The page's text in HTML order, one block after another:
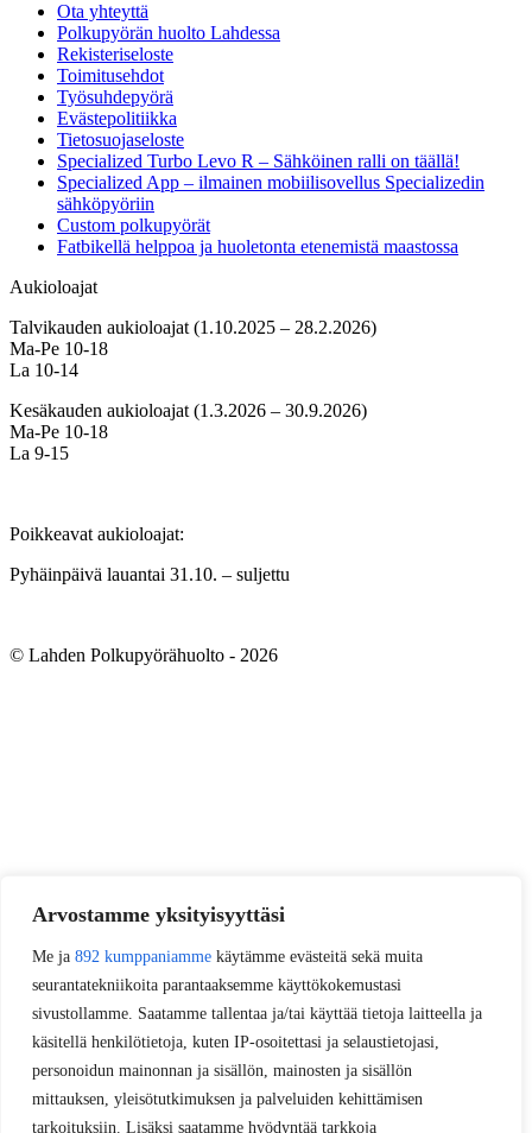
Arvostamme yksityisyyttäsi
Me ja 892 kumppaniamme käytämme evästeitä sekä muita
seurantatekniikoita parantaaksemme käyttökokemustasi
sivustollamme. Saatamme tallentaa ja/tai käyttää tietoja laitteella ja
käsitellä henkilötietoja, kuten IP-osoitettasi ja selaustietojasi,
personoidun mainonnan ja sisällön, mainosten ja sisällön
mittauksen, yleisötutkimuksen ja palveluiden kehittämisen
tarkoituksiin. Lisäksi saatamme hyödyntää tarkkoja
Ota yhteyttä
Polkupyörän huolto Lahdessa
Rekisteriseloste
Toimitusehdot
Työsuhdepyörä
Evästepolitiikka
Tietosuojaseloste
Specialized Turbo Levo R – Sähköinen ralli on täällä!
Specialized App – ilmainen mobiilisovellus Specializedin
sähköpyöriin
Custom polkupyörät
Fatbikellä helppoa ja huoletonta etenemistä maastossa
Aukioloajat
Talvikauden aukioloajat (1.10.2025 – 28.2.2026)
Ma-Pe 10-18
La 10-14
Kesäkauden aukioloajat (1.3.2026 – 30.9.2026)
Ma-Pe 10-18
La 9-15
Poikkeavat aukioloajat:
Pyhäinpäivä lauantai 31.10. – suljettu
© Lahden Polkupyörähuolto - 2026